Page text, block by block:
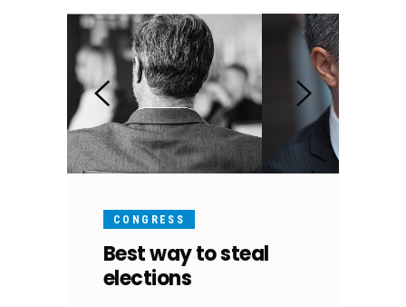
05
MÄRZ
CONGRESS
Best way to steal
elections